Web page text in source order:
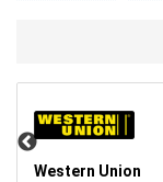
Western Union